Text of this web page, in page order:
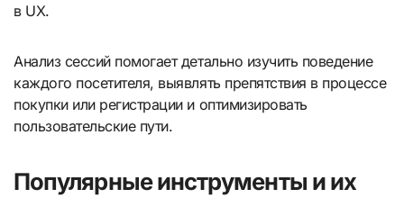
в UX.
Анализ сессий помогает детально изучить поведение
каждого посетителя, выявлять препятствия в процессе
покупки или регистрации и оптимизировать
пользовательские пути.
Популярные инструменты и их